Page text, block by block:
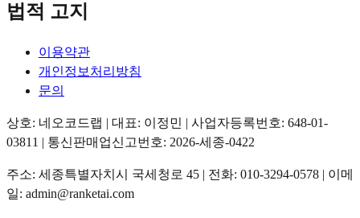
법적 고지
이용약관
개인정보처리방침
문의
상호: 네오코드랩 | 대표: 이정민 | 사업자등록번호: 648-01-
03811 | 통신판매업신고번호: 2026-세종-0422
주소: 세종특별자치시 국세청로 45 | 전화: 010-3294-0578 | 이메
일: admin@ranketai.com